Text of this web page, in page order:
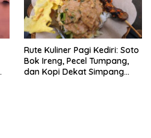
Rute Kuliner Pagi Kediri: Soto
Bok Ireng, Pecel Tumpang,
dan Kopi Dekat Simpang